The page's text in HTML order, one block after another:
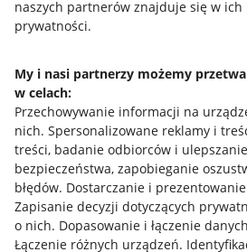
naszych partnerów znajduje się w
prywatności.
My i nasi partnerzy możemy
w celach:
Przechowywanie informacji na
nich. Spersonalizowane reklamy i
treści, badanie odbiorców i
bezpieczeństwa, zapobieganie
błędów. Dostarczanie i
Zapisanie decyzji dotyczących
o nich. Dopasowanie i łączenie
Łączenie różnych urządzeń.
Allegro Gadane dla sprzedających
Mapa miejscowości
Informacje prawne
Regulamin
Polityka plików "cookies"
Ustawienia plików "cookies"